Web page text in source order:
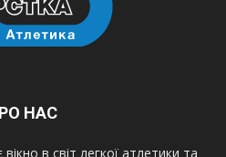
НАС
в світ легкої атлетики та